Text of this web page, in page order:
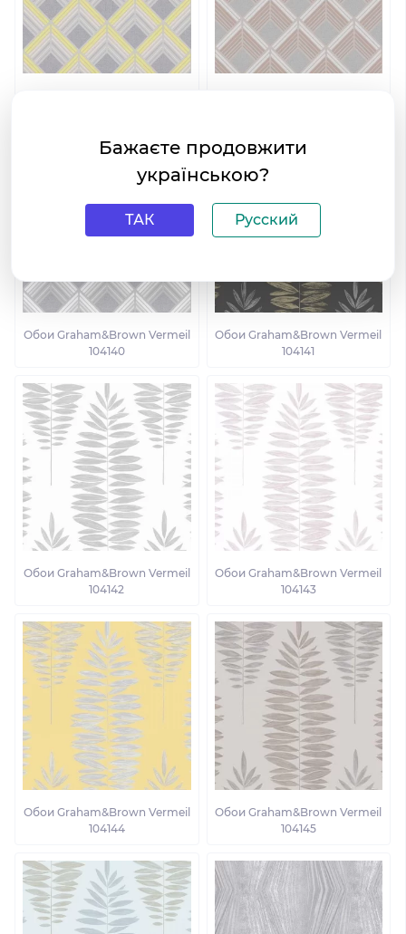
Обои Graham&Brown Vermeil
104140
Обои Graham&Brown Vermeil
104141
Обои Graham&Brown Vermeil
104142
Обои Graham&Brown Vermeil
104143
Обои Graham&Brown Vermeil
104144
Обои Graham&Brown Vermeil
104145
Бажаєте продовжити
українською?
ТАК Русский